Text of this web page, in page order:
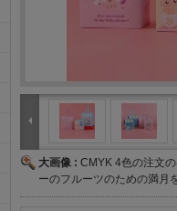
大画像 : CMYK 4色の注文
ーのフルーツのための満月